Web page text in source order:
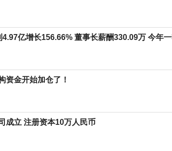
亿增长156.66% 董事长薪酬330.09万 今年
资金开始加仓了！
成立 注册资本10万人民币